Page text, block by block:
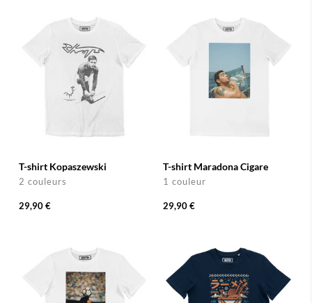
T-shirt Kopaszewski
2 couleurs
29,90 €
T-shirt Maradona Cigare
1 couleur
29,90 €